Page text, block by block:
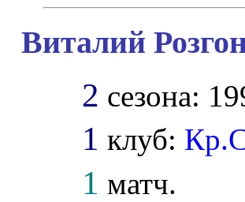
Виталий
2 сезона:
1 клуб:
1 матч.